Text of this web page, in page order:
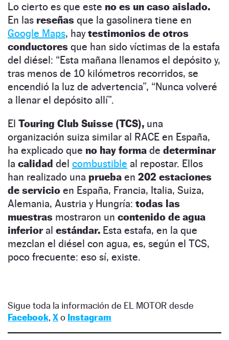
Lo cierto es que este no es un caso aislado.
En las reseñas que la gasolinera tiene en
Google Maps, haytestimonios de otros
conductores que han sido víctimas de la estafa
del diésel: “Esta mañana llenamos el depósito y,
tras menos de 10 kilómetros recorridos, se
encendió la luz de advertencia”, “Nunca volveré
a llenar el depósito allí”.
El Touring Club Suisse (TCS), una
organización suiza similar al RACE en España,
ha explicado que no hay forma de determinar
la calidad del combustible al repostar. Ellos
han realizado una prueba en 202 estaciones
de servicio en España, Francia, Italia, Suiza,
Alemania, Austria y Hungría: todas las
muestras mostraron un contenido de agua
inferioral estándar. Esta estafa, en la que
mezclan el diésel con agua, es, según el TCS,
poco frecuente: eso sí, existe.
Sigue toda la información de EL MOTOR desde
Facebook, Xo Instagram